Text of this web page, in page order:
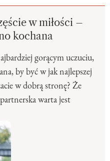
w miłości –
kochana
gorącym uczuciu,
by być w jak najlepszej
w dobrą stronę? Że
warta jest